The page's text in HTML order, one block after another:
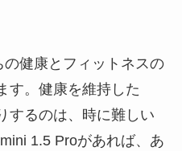
健康とフィットネスの
す。健康を維持した
するのは、時に難しい
1.5 Proがあれば、あ